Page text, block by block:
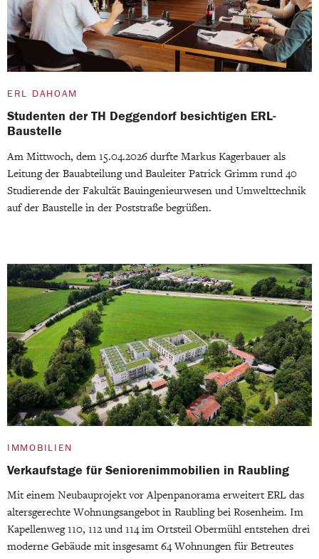
ERL DAHOAM
Studenten der TH Deggendorf besichtigen ERL-
Baustelle
Am Mittwoch, dem 15.04.2026 durfte Markus Kagerbauer als
Leitung der Bauabteilung und Bauleiter Patrick Grimm rund 40
Studierende der Fakultät Bauingenieurwesen und Umwelttechnik
auf der Baustelle in der Poststraße begrüßen.
IMMOBILIEN
Verkaufstage für Seniorenimmobilien in Raubling
Mit einem Neubauprojekt vor Alpenpanorama erweitert ERL das
altersgerechte Wohnungsangebot in Raubling bei Rosenheim. Im
Kapellenweg 110, 112 und 114 im Ortsteil Obermühl entstehen drei
moderne Gebäude mit insgesamt 64 Wohnungen für Betreutes